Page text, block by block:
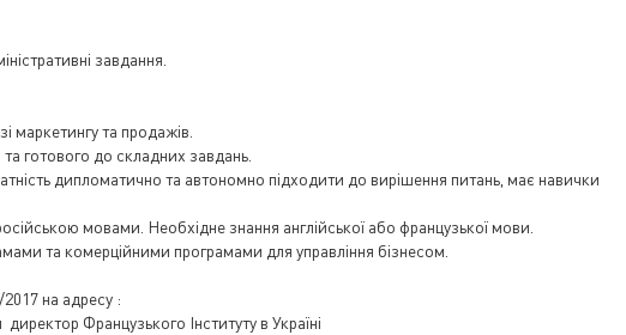
завдання.
маркетингу та продажів.
та готового до складних завдань.
дипломатично та автономно підходити до вирішення питань, має навички
мовами. Необхідне знання англійської або французької мови.
та комерційними програмами для управління бізнесом.
на адресу :
Французького Інституту в Україні